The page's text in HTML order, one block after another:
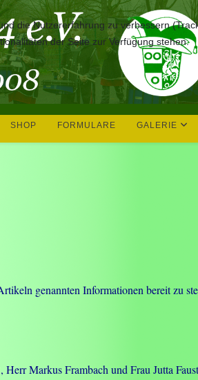
SHOP FORMULARE GALERIE
genannten Informationen bereit zu
Markus Frambach und Frau Jutta
die Nutzererfahrung zu verbessern
der Seite zur Verfügung stehen.